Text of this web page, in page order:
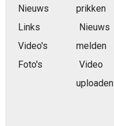
Nieuws
Links
Video's
Foto's
prikken
Nieuws
melden
Video
uploaden